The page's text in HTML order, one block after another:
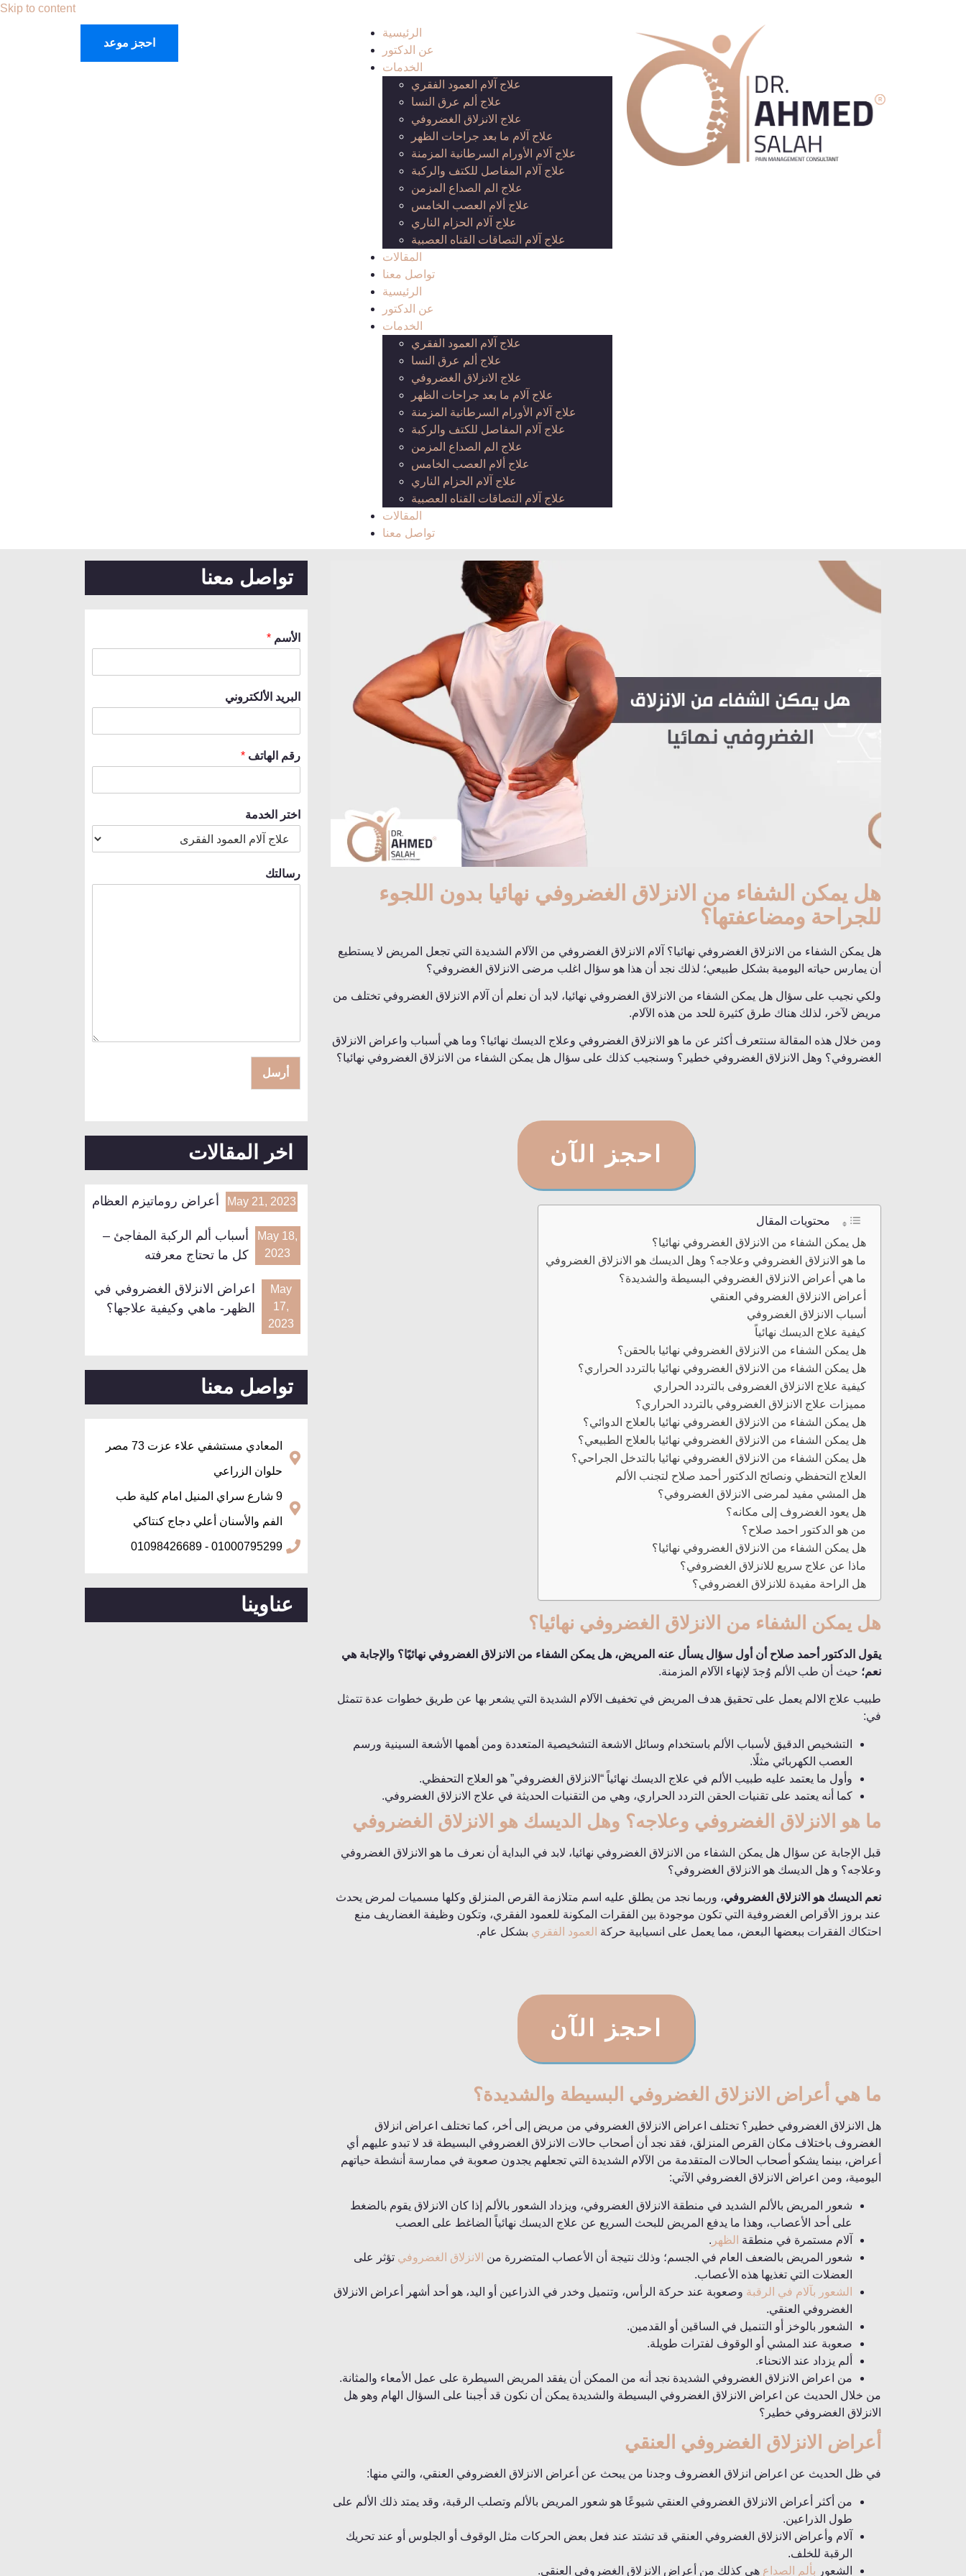
Skip to content
احجز موعد
الرئيسية
عن الدكتور
الخدمات
علاج آلام العمود الفقري
علاج ألم عرق النسا
علاج الانزلاق الغضروفي
علاج آلام ما بعد جراحات الظهر
علاج آلام الأورام السرطانية المزمنة
علاج آلام المفاصل للكتف والركبة
علاج الم الصداع المزمن
علاج ألام العصب الخامس
علاج آلام الحزام الناري
علاج آلام التصاقات القناه العصبية
المقالات
تواصل معنا
الرئيسية
عن الدكتور
الخدمات
علاج آلام العمود الفقري
علاج ألم عرق النسا
علاج الانزلاق الغضروفي
علاج آلام ما بعد جراحات الظهر
علاج آلام الأورام السرطانية المزمنة
علاج آلام المفاصل للكتف والركبة
علاج الم الصداع المزمن
علاج ألام العصب الخامس
علاج آلام الحزام الناري
علاج آلام التصاقات القناه العصبية
المقالات
تواصل معنا
هل يمكن الشفاء من الانزلاق الغضروفي نهائيا بدون اللجوء
للجراحة ومضاعفتها؟
هل يمكن الشفاء من الانزلاق الغضروفي نهائيا؟ آلام الانزلاق الغضروفي من الآلام الشديدة التي تجعل المريض لا يستطيع
أن يمارس حياته اليومية بشكل طبيعي؛ لذلك نجد أن هذا هو سؤال اغلب مرضى الانزلاق الغضروفي؟
ولكي نجيب على سؤال هل يمكن الشفاء من الانزلاق الغضروفي نهائيا، لابد أن نعلم أن آلام الانزلاق الغضروفي تختلف من
مريض لآخر، لذلك هناك طرق كثيرة للحد من هذه الآلام.
ومن خلال هذه المقالة سنتعرف أكثر عن ما هو الانزلاق الغضروفي وعلاج الديسك نهائيا؟ وما هي أسباب واعراض الانزلاق
الغضروفي؟ وهل الانزلاق الغضروفي خطير؟ وسنجيب كذلك على سؤال هل يمكن الشفاء من الانزلاق الغضروفي نهائيا؟
احجز الآن
محتويات المقال
هل يمكن الشفاء من الانزلاق الغضروفي نهائيا؟
ما هو الانزلاق الغضروفي وعلاجه؟ وهل الديسك هو الانزلاق الغضروفي
ما هي أعراض الانزلاق الغضروفي البسيطة والشديدة؟
أعراض الانزلاق الغضروفي العنقي
أسباب الانزلاق الغضروفي
كيفية علاج الديسك نهائياً
هل يمكن الشفاء من الانزلاق الغضروفي نهائيا بالحقن؟
هل يمكن الشفاء من الانزلاق الغضروفي نهائيا بالتردد الحراري؟
كيفية علاج الانزلاق الغضروفى بالتردد الحراري
مميزات علاج الانزلاق الغضروفي بالتردد الحراري؟
هل يمكن الشفاء من الانزلاق الغضروفي نهائيا بالعلاج الدوائي؟
هل يمكن الشفاء من الانزلاق الغضروفي نهائيا بالعلاج الطبيعي؟
هل يمكن الشفاء من الانزلاق الغضروفي نهائيا بالتدخل الجراحي؟
العلاج التحفظي ونصائح الدكتور أحمد صلاح لتجنب الألم
هل المشي مفيد لمرضى الانزلاق الغضروفي؟
هل يعود الغضروف إلى مكانه؟
من هو الدكتور احمد صلاح؟
هل يمكن الشفاء من الانزلاق الغضروفي نهائيا؟
ماذا عن علاج سريع للانزلاق الغضروفي؟
هل الراحة مفيدة للانزلاق الغضروفي؟
هل يمكن الشفاء من الانزلاق الغضروفي نهائيا؟
يقول الدكتور أحمد صلاح أن أول سؤال يسأل عنه المريض، هل يمكن الشفاء من الانزلاق الغضروفي نهائيًا؟ والإجابة هي
نعم؛ حيث أن طب الألم وُجدَ لإنهاء الآلام المزمنة.
طبيب علاج الالم يعمل على تحقيق هدف المريض في تخفيف الآلام الشديدة التي يشعر بها عن طريق خطوات عدة تتمثل
في:
التشخيص الدقيق لأسباب الألم باستخدام وسائل الاشعة التشخيصية المتعددة ومن أهمها الأشعة السينية ورسم
العصب الكهربائي مثلًا.
وأول ما يعتمد عليه طبيب الألم في علاج الديسك نهائياً “الانزلاق الغضروفي” هو العلاج التحفظي.
كما أنه يعتمد على تقنيات الحقن التردد الحراري، وهي من التقنيات الحديثة في علاج الانزلاق الغضروفي.
ما هو الانزلاق الغضروفي وعلاجه؟ وهل الديسك هو الانزلاق الغضروفي
قبل الإجابة عن سؤال هل يمكن الشفاء من الانزلاق الغضروفي نهائيا، لابد في البداية أن نعرف ما هو الانزلاق الغضروفي
وعلاجه؟ و هل الديسك هو الانزلاق الغضروفي؟
نعم الديسك هو الانزلاق الغضروفي، وربما نجد من يطلق عليه اسم متلازمة القرص المنزلق وكلها مسميات لمرض يحدث
عند بروز الأقراص الغضروفية التي تكون موجودة بين الفقرات المكونة للعمود الفقري، وتكون وظيفة الغضاريف منع
احتكاك الفقرات ببعضها البعض، مما يعمل على انسيابية حركة
العمود الفقري بشكل عام.
احجز الآن
ما هي أعراض الانزلاق الغضروفي البسيطة والشديدة؟
هل الانزلاق الغضروفي خطير؟ تختلف اعراض الانزلاق الغضروفي من مريض إلى أخر، كما تختلف اعراض انزلاق
الغضروف باختلاف مكان القرص المنزلق، فقد نجد أن أصحاب حالات الانزلاق الغضروفي البسيطة قد لا تبدو عليهم أي
أعراض، بينما يشكو أصحاب الحالات المتقدمة من الآلام الشديدة التي تجعلهم يجدون صعوبة في ممارسة أنشطة حياتهم
اليومية، ومن اعراض الانزلاق الغضروفي الآتي:
شعور المريض بالألم الشديد في منطقة الانزلاق الغضروفي، ويزداد الشعور بالألم إذا كان الانزلاق يقوم بالضغط
على أحد الأعصاب، وهذا ما يدفع المريض للبحث السريع عن علاج الديسك نهائياً الضاغط على العصب
آلام مستمرة في منطقة
الظهر .
شعور المريض بالضعف العام في الجسم؛ وذلك نتيجة أن الأعصاب المتضررة من الانزلاق الغضروفي تؤثر على
العضلات التي تغذيها هذه الأعصاب.
الشعور بآلام في الرقبة وصعوبة عند حركة الرأس، وتنميل وخدر في الذراعين أو اليد، هو أحد أشهر أعراض الانزلاق
الغضروفي العنقي.
الشعور بالوخز أو التنميل في الساقين أو القدمين.
صعوبة عند المشي أو الوقوف لفترات طويلة.
ألم يزداد عند الانحناء.
من اعراض الانزلاق الغضروفي الشديدة نجد أنه من الممكن أن يفقد المريض السيطرة على عمل الأمعاء والمثانة.
من خلال الحديث عن اعراض الانزلاق الغضروفي البسيطة والشديدة يمكن أن نكون قد أجبنا على السؤال الهام وهو هل
الانزلاق الغضروفي خطير؟
أعراض الانزلاق الغضروفي العنقي
في ظل الحديث عن اعراض انزلاق الغضروف وجدنا من يبحث عن أعراض الانزلاق الغضروفي العنقي، والتي منها:
من أكثر أعراض الانزلاق الغضروفي العنقي شيوعًا هو شعور المريض بالألم وتصلب الرقبة، وقد يمتد ذلك الألم على
طول الذراعين.
آلام وأعراض الانزلاق الغضروفي العنقي قد تشتد عند فعل بعض الحركات مثل الوقوف أو الجلوس أو عند تحريك
الرقبة للخلف.
الشعور بألم الصداع هي كذلك من أعراض الانزلاق الغضروفي العنقي.
تواصل معنا
الأسم *
البريد الألكتروني
رقم الهاتف *
اختر الخدمة
رسالتك
أرسل
اخر المقالات
أعراض روماتيزم العظام May 21, 2023
أسباب ألم الركبة المفاجئ –
كل ما تحتاج معرفته
May 18,
2023
اعراض الانزلاق الغضروفي في
الظهر- ماهي وكيفية علاجها؟
May
17,
2023
تواصل معنا
المعادي مستشفي علاء عزت 73 مصر
حلوان الزراعي
9 شارع سراي المنيل امام كلية طب
الفم والأسنان أعلي دجاج كنتاكي
01000795299 - 01098426689
عناوينا